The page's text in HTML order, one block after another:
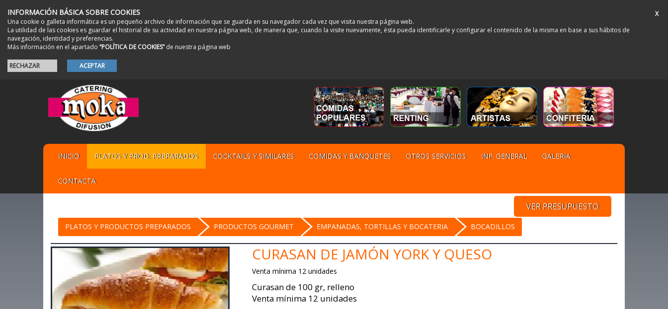
X
INFORMACIÓN BÁSICA SOBRE COOKIES
Una cookie o galleta informática es un pequeño archivo de información que se guarda en su navegador cada vez que visita nuestra página web.
La utilidad de las cookies es guardar el historial de su actividad en nuestra página web, de manera que, cuando la visite nuevamente, ésta pueda identificarle y configurar el contenido de la misma en base a sus hábitos de
navegación, identidad y preferencias.
Más información en el apartado “POLÍTICA DE COOKIES”de nuestra página web
RECHAZAR ACEPTAR
INICIO PLATOS Y PROD. PREPARADOS COCKTAILS Y SIMILARES COMIDAS Y BANQUETES OTROS SERVICIOS INF. GENERAL GALERIA
CONTACTA
VER PRESUPUESTO
PLATOS Y PRODUCTOS PREPARADOS PRODUCTOS GOURMET EMPANADAS, TORTILLAS Y BOCATERIA BOCADILLOS
CURASAN DE JAMÓN YORK Y QUESO
Venta mínima 12 unidades
Curasan de 100 gr, relleno
Venta mínima 12 unidades